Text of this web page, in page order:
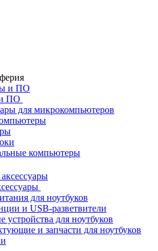
ПО
для микрокомпьютеров
компьютеры
для ноутбуков
и USB-разветвители
устройства для ноутбуков
и запчасти для ноутбуков